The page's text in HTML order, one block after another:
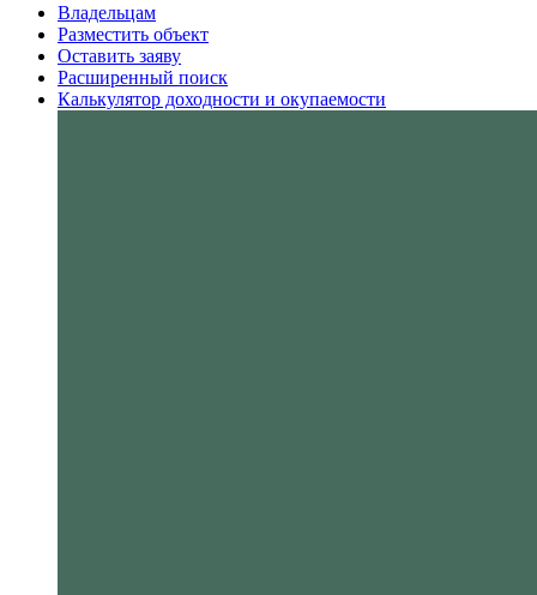
Владельцам
Разместить объект
Оставить заяву
Расширенный поиск
Калькулятор доходности и окупаемости